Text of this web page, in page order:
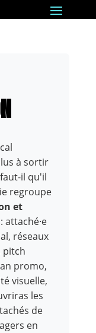
à sortir
il qu'il
regroupe
et
attaché·e
réseaux
pitch
promo,
visuelle,
les
de
en